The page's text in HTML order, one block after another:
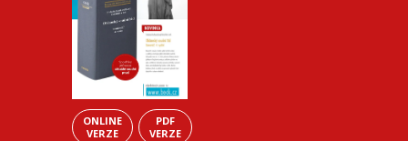
ONLINE
VERZE
PDF
VERZE